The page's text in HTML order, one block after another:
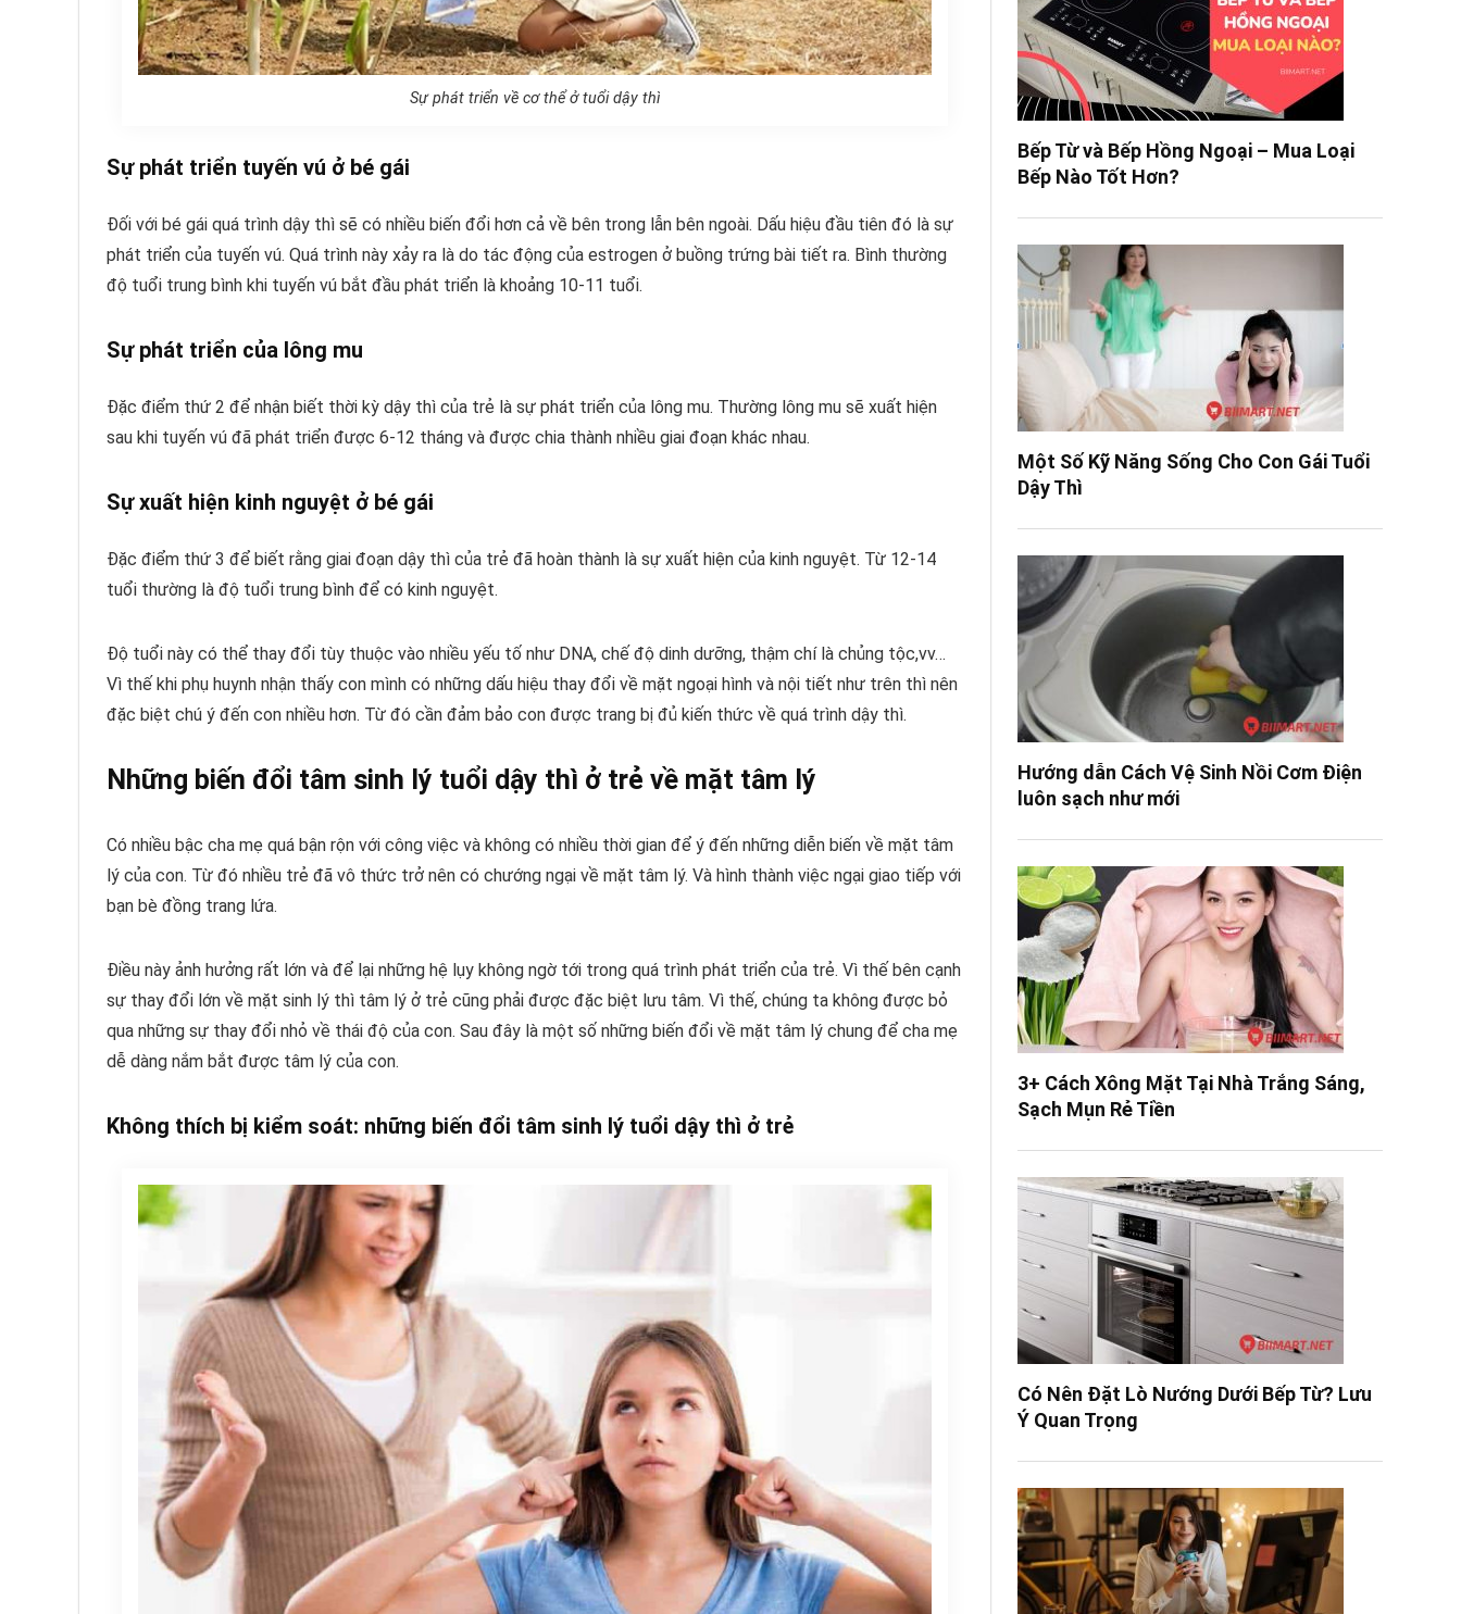
Sự phát triển về cơ thể ở tuổi dậy thì
Sự phát triển tuyến vú ở bé gái
Đối với bé gái quá trình dậy thì sẽ có nhiều biến đổi hơn cả về bên trong lẫn bên ngoài. Dấu hiệu đầu tiên đó là sự
phát triển của tuyến vú. Quá trình này xảy ra là do tác động của estrogen ở buồng trứng bài tiết ra. Bình thường
độ tuổi trung bình khi tuyến vú bắt đầu phát triển là khoảng 10-11 tuổi.
Sự phát triển của lông mu
Đặc điểm thứ 2 để nhận biết thời kỳ dậy thì của trẻ là sự phát triển của lông mu. Thường lông mu sẽ xuất hiện
sau khi tuyến vú đã phát triển được 6-12 tháng và được chia thành nhiều giai đoạn khác nhau.
Sự xuất hiện kinh nguyệt ở bé gái
Đặc điểm thứ 3 để biết rằng giai đoạn dậy thì của trẻ đã hoàn thành là sự xuất hiện của kinh nguyệt. Từ 12-14
tuổi thường là độ tuổi trung bình để có kinh nguyệt.
Độ tuổi này có thể thay đổi tùy thuộc vào nhiều yếu tố như DNA, chế độ dinh dưỡng, thậm chí là chủng tộc,vv…
Vì thế khi phụ huynh nhận thấy con mình có những dấu hiệu thay đổi về mặt ngoại hình và nội tiết như trên thì nên
đặc biệt chú ý đến con nhiều hơn. Từ đó cần đảm bảo con được trang bị đủ kiến thức về quá trình dậy thì.
Những biến đổi tâm sinh lý tuổi dậy thì ở trẻ về mặt tâm lý
Có nhiều bậc cha mẹ quá bận rộn với công việc và không có nhiều thời gian để ý đến những diễn biến về mặt tâm
lý của con. Từ đó nhiều trẻ đã vô thức trở nên có chướng ngại về mặt tâm lý. Và hình thành việc ngại giao tiếp với
bạn bè đồng trang lứa.
Điều này ảnh hưởng rất lớn và để lại những hệ lụy không ngờ tới trong quá trình phát triển của trẻ. Vì thế bên cạnh
sự thay đổi lớn về mặt sinh lý thì tâm lý ở trẻ cũng phải được đặc biệt lưu tâm. Vì thế, chúng ta không được bỏ
qua những sự thay đổi nhỏ về thái độ của con. Sau đây là một số những biến đổi về mặt tâm lý chung để cha mẹ
dễ dàng nắm bắt được tâm lý của con.
Không thích bị kiểm soát: những biến đổi tâm sinh lý tuổi dậy thì ở trẻ
Bếp Từ và Bếp Hồng Ngoại – Mua Loại
Bếp Nào Tốt Hơn?
Một Số Kỹ Năng Sống Cho Con Gái Tuổi
Dậy Thì
Hướng dẫn Cách Vệ Sinh Nồi Cơm Điện
luôn sạch như mới
3+ Cách Xông Mặt Tại Nhà Trắng Sáng,
Sạch Mụn Rẻ Tiền
Có Nên Đặt Lò Nướng Dưới Bếp Từ? Lưu
Ý Quan Trọng